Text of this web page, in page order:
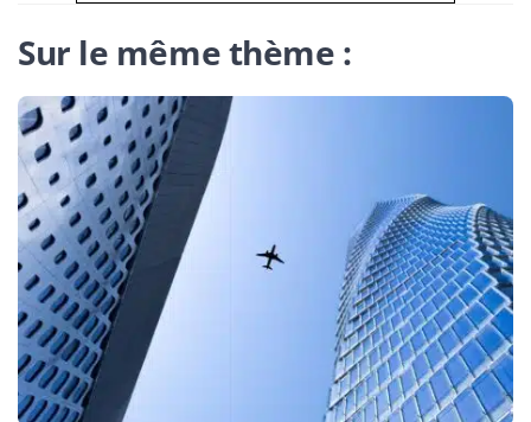
Sur le même thème :